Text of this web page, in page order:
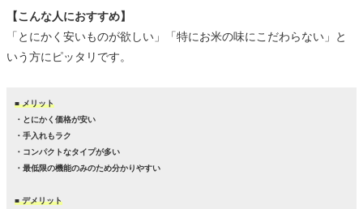
【こんな人におすすめ】
「とにかく安いものが欲しい」「特にお米の味にこだわらない」と
いう方にピッタリです。
■ メリット
・とにかく価格が安い
・手入れもラク
・コンパクトなタイプが多い
・最低限の機能のみのため分かりやすい
■ デメリット